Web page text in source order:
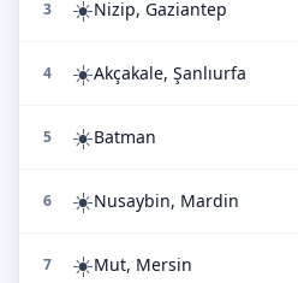
3 ☀️Nizip, Gaziantep
4 ☀️Akçakale, Şanlıurfa
5 ☀️Batman
6 ☀️Nusaybin, Mardin
7 ☀️Mut, Mersin